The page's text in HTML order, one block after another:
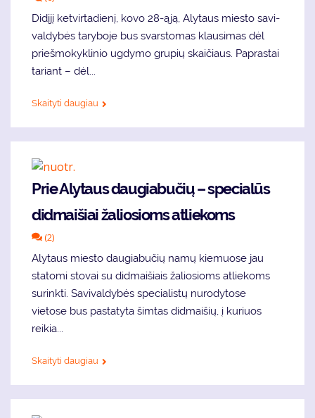
Di­dį­jį ket­vir­ta­die­nį, ko­vo 28-ąją, Aly­taus mies­to sa­vi­
val­dy­bės ta­ry­bo­je bus svars­to­mas klau­si­mas dėl
prieš­mo­kyk­li­nio ug­dy­mo gru­pių skai­čiaus. Pa­pras­tai
ta­riant – dėl...
Skaityti daugiau
Prie Alytaus daugiabučių – specialūs
didmaišiai žaliosioms atliekoms
(2)
Alytaus miesto daugiabučių namų kiemuose jau
statomi stovai su didmaišiais žaliosioms atliekoms
surinkti. Savivaldybės specialistų nurodytose
vietose bus pastatyta šimtas didmaišių, į kuriuos
reikia...
Skaityti daugiau